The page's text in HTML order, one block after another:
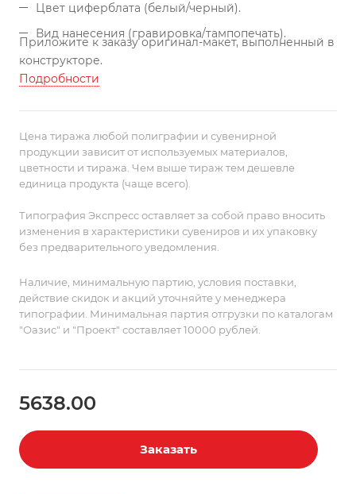
Цвет циферблата (белый/черный).
Вид нанесения (гравировка/тампопечать).
Приложите к заказу оригинал-макет, выполненный в
конструкторе.
Подробности
Цена тиража любой полиграфии и сувенирной
продукции зависит от используемых материалов,
цветности и тиража. Чем выше тираж тем дешевле
единица продукта (чаще всего).
Типография Экспресс оставляет за собой право вносить
изменения в характеристики сувениров и их упаковку
без предварительного уведомления.
Наличие, минимальную партию, условия поставки,
действие скидок и акций уточняйте у менеджера
типографии. Минимальная партия отгрузки по каталогам
"Оазис" и "Проект" составляет 10000 рублей.
5638.00
Заказать